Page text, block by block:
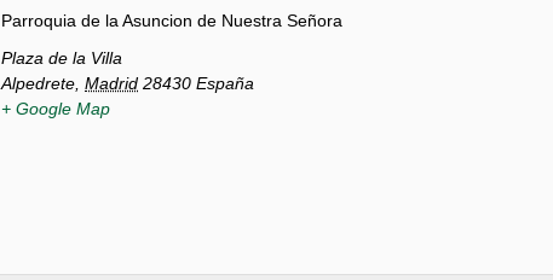
Parroquia de la Asuncion de Nuestra Señora
Plaza de la Villa
Alpedrete Madrid 28430 España
+ Google Map